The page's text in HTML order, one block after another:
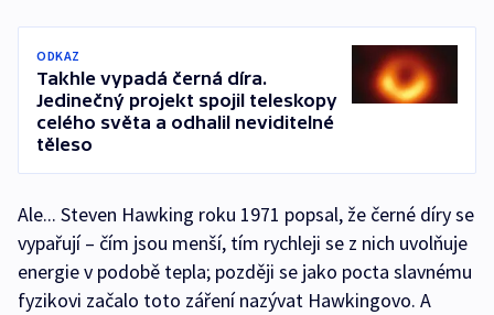
ODKAZ
Takhle vypadá černá díra.
Jedinečný projekt spojil teleskopy
celého světa a odhalil neviditelné
těleso
Ale... Steven Hawking roku 1971 popsal, že černé díry se
vypařují – čím jsou menší, tím rychleji se z nich uvolňuje
energie v podobě tepla; později se jako pocta slavnému
fyzikovi začalo toto záření nazývat Hawkingovo. A